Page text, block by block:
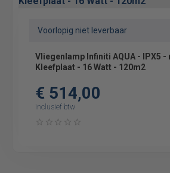
Voorlopig niet leverbaar
Vliegenlamp Infiniti AQUA - IPX5 -
Kleefplaat - 16 Watt - 120m2
€ 514,00
inclusief btw